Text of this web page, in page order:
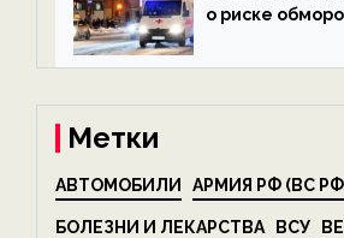
о риске
на ECOportal
Метки
АВТОМОБИЛИ АРМИЯ РФ (ВС
БОЛЕЗНИ И ЛЕКАРСТВА ВСУ